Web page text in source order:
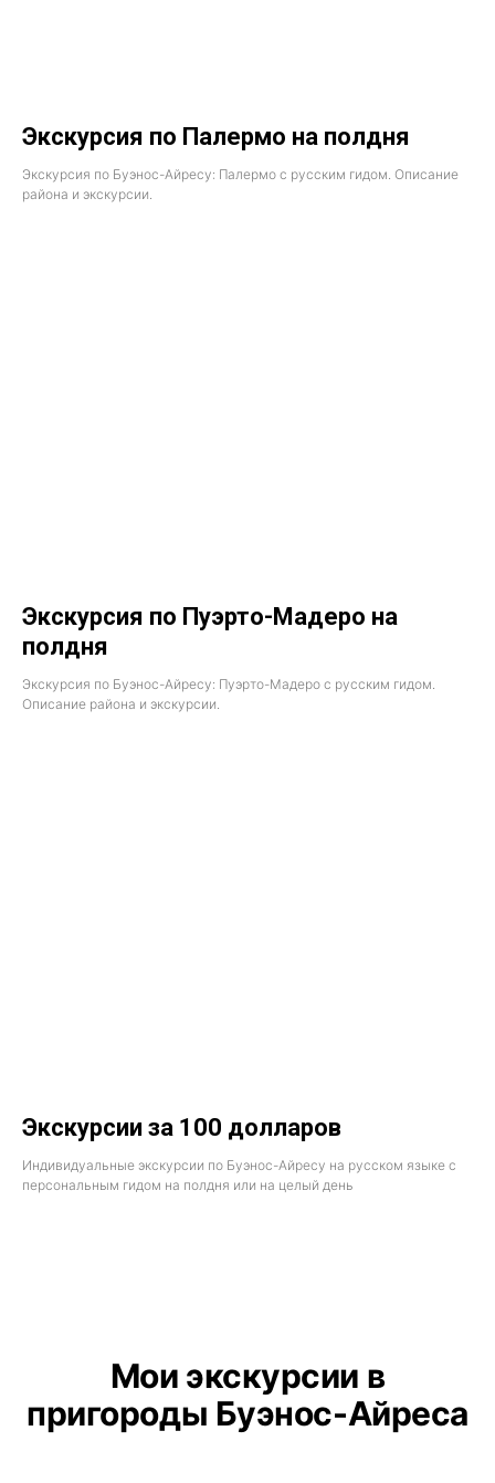
Экскурсия по Палермо на полдня
Экскурсия по Буэнос-Айресу: Палермо с русским гидом. Описание
района и экскурсии.
Экскурсия по Пуэрто-Мадеро на
полдня
Экскурсия по Буэнос-Айресу: Пуэрто-Мадеро с русским гидом.
Описание района и экскурсии.
Экскурсии за 100 долларов
Индивидуальные экскурсии по Буэнос-Айресу на русском языке с
персональным гидом на полдня или на целый день
Мои экскурсии в
пригороды Буэнос-Айреса